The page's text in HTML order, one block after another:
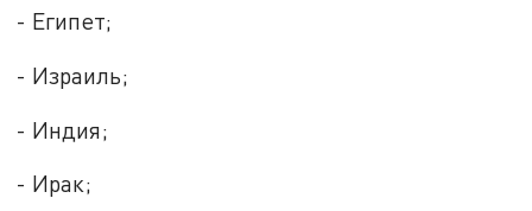
- Египет;
- Израиль;
- Индия;
- Ирак;